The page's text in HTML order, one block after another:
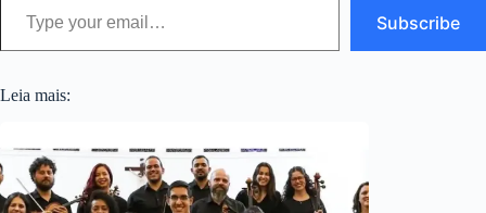
Subscribe
Leia mais: